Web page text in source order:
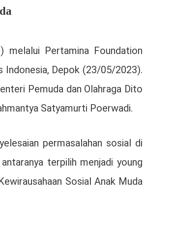
melalui Pertamina Foundation
Indonesia, Depok (23/05/2023).
Pemuda dan Olahraga Dito
Satyamurti Poerwadi.
permasalahan sosial di
terpilih menjadi young
Sosial Anak Muda